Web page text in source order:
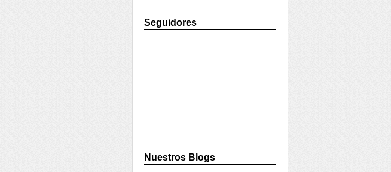
Seguidores
Nuestros Blogs